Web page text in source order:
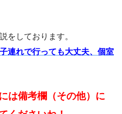
をしております。
連れで行っても大丈夫、個室
は備考欄（その他）に